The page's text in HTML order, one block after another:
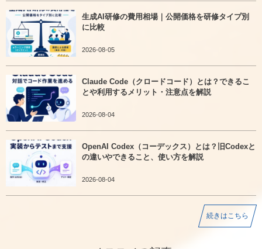
生成AI研修の費用相場｜公開価格を研修タイプ別
に比較
2026-08-05
Claude Code（クロードコード）とは？できるこ
とや利用するメリット・注意点を解説
2026-08-04
OpenAI Codex（コーデックス）とは？旧Codexと
の違いやできること、使い方を解説
2026-08-04
続きはこちら